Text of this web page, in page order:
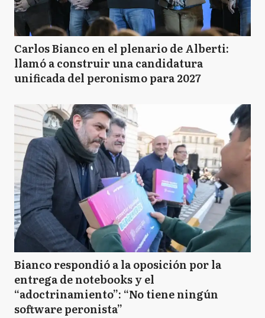
Carlos Bianco en el plenario de Alberti:
llamó a construir una candidatura
unificada del peronismo para 2027
Bianco respondió a la oposición por la
entrega de notebooks y el
“adoctrinamiento”: “No tiene ningún
software peronista”